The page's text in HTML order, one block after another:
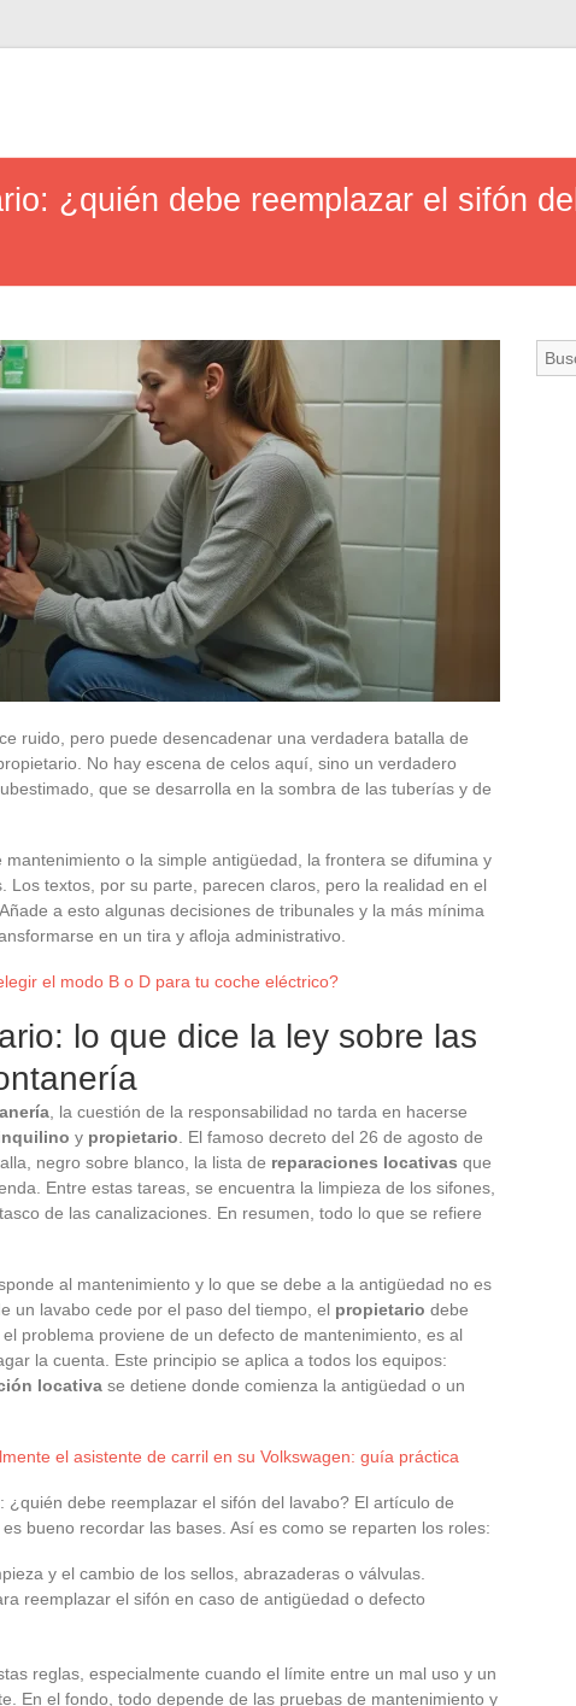
¿quién debe reemplazar el sifón
ruido, pero puede desencadenar una verdadera batalla de
No hay escena de celos aquí, sino un verdadero
que se desarrolla en la sombra de las tuberías y de
o la simple antigüedad, la frontera se difumina y
Los textos, por su parte, parecen claros, pero la realidad en el
a esto algunas decisiones de tribunales y la más mínima
en un tira y afloja administrativo.
el modo B o D para tu coche eléctrico?
lo que dice la ley sobre las
, la cuestión de la responsabilidad no tarda en hacerse
y propietario . El famoso decreto del 26 de agosto de
negro sobre blanco, la lista de reparaciones locativas que
Entre estas tareas, se encuentra la limpieza de los sifones,
de las canalizaciones. En resumen, todo lo que se refiere
al mantenimiento y lo que se debe a la antigüedad no es
un lavabo cede por el paso del tiempo, el propietario debe
problema proviene de un defecto de mantenimiento, es al
la cuenta. Este principio se aplica a todos los equipos:
locativa se detiene donde comienza la antigüedad o un
el asistente de carril en su Volkswagen: guía práctica
¿quién debe reemplazar el sifón del lavabo? El artículo de
bueno recordar las bases. Así es como se reparten los roles:
y el cambio de los sellos, abrazaderas o válvulas.
reemplazar el sifón en caso de antigüedad o defecto
reglas, especialmente cuando el límite entre un mal uso y un
En el fondo, todo depende de las pruebas de mantenimiento y